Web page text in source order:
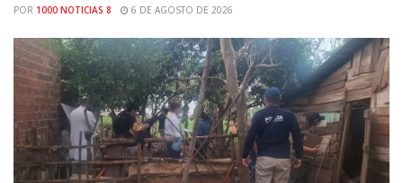
POR 1000 NOTICIAS 8 6 DE AGOSTO DE 2026